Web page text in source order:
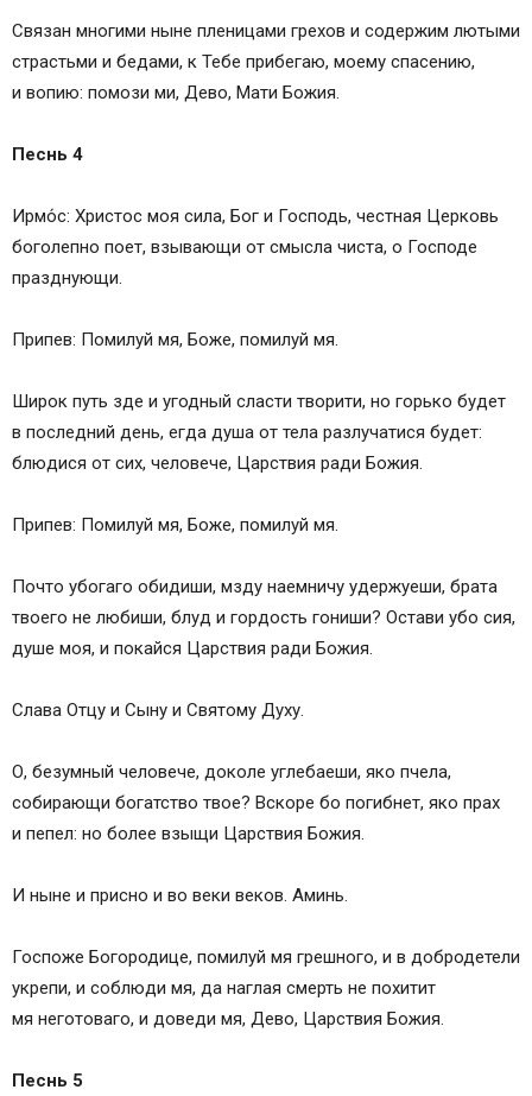
Связан многими ныне пленицами грехов и содержим лютыми
страстьми и бедами, к Тебе прибегаю, моему спасению,
и вопию: помози ми, Дево, Мати Божия.
Песнь 4
Ирмо́с: Христос моя сила, Бог и Господь, честная Церковь
боголепно поет, взывающи от смысла чиста, о Господе
празднующи.
Припев: Помилуй мя, Боже, помилуй мя.
Широк путь зде и угодный сласти творити, но горько будет
в последний день, егда душа от тела разлучатися будет:
блюдися от сих, человече, Царствия ради Божия.
Припев: Помилуй мя, Боже, помилуй мя.
Почто убогаго обидиши, мзду наемничу удержуеши, брата
твоего не любиши, блуд и гордость гониши? Остави убо сия,
душе моя, и покайся Царствия ради Божия.
Слава Отцу и Сыну и Святому Духу.
О, безумный человече, доколе углебаеши, яко пчела,
собирающи богатство твое? Вскоре бо погибнет, яко прах
и пепел: но более взыщи Царствия Божия.
И ныне и присно и во веки веков. Аминь.
Госпоже Богородице, помилуй мя грешного, и в добродетели
укрепи, и соблюди мя, да наглая смерть не похитит
мя неготоваго, и доведи мя, Дево, Царствия Божия.
Песнь 5